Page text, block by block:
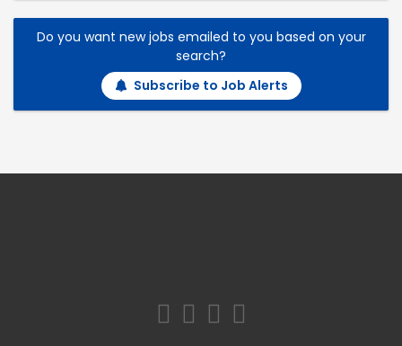
Do you want new jobs emailed to you based on your
search?
Subscribe to Job Alerts